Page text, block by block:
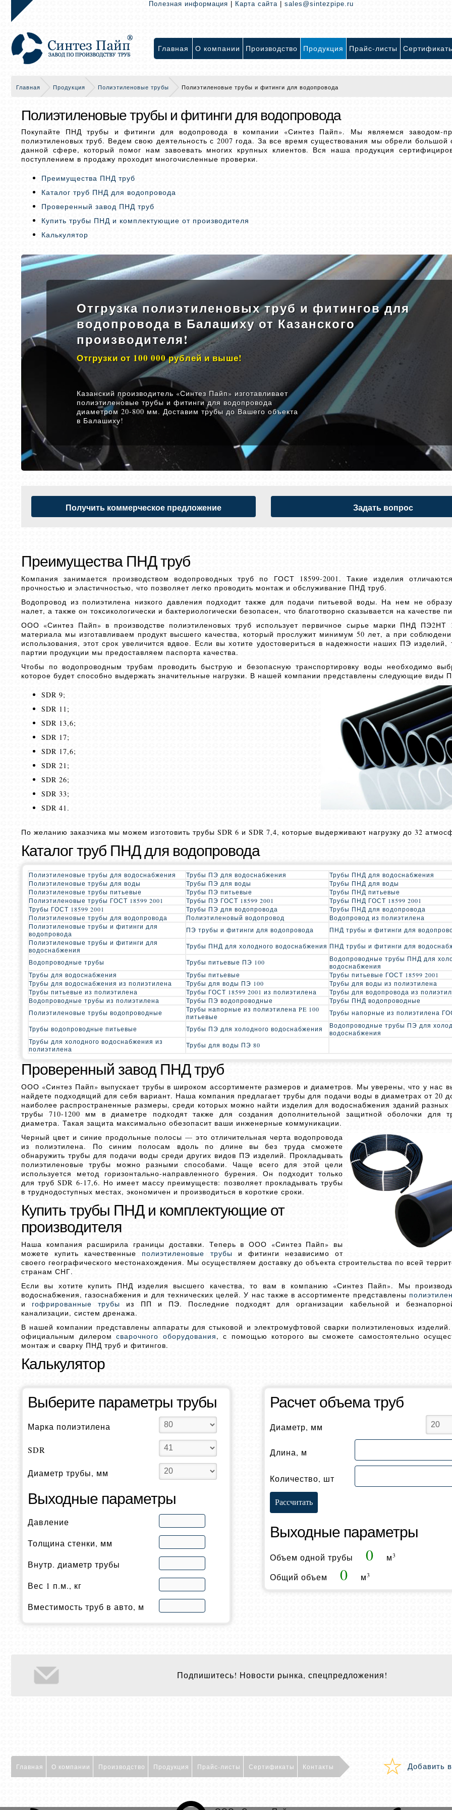
Полезная информация Карта сайта sales@sintezpipe.ru
Главная О компании Производство Продукция Прайс-листы
Главная Продукция Полиэтиленовые трубы Полиэтиленовые трубы и фитинги для водопровода
Полиэтиленовые трубы и фитинги для водопровода
Покупайте ПНД трубы и фитинги для водопровода в компании «Синтез Пайп». Мы являемся заводом-
полиэтиленовых труб. Ведем свою деятельность с 2007 года. За все время существования мы обрели большой
данной сфере, который помог нам завоевать многих крупных клиентов. Вся наша продукция
поступлением в продажу проходит многочисленные проверки.
Преимущества ПНД труб
Каталог труб ПНД для водопровода
Проверенный завод ПНД труб
Купить трубы ПНД и комплектующие от производителя
Калькулятор
Отгрузка полиэтиленовых труб и фитингов для
водопровода в Балашиху от Казанского
производителя!
Отгрузки от 100 000 рублей и выше!
Казанский производитель «Синтез Пайп» изготавливает
полиэтиленовые трубы и фитинги для водопровода
диаметром 20-800 мм. Доставим трубы до Вашего объекта
в Балашиху!
Получить коммерческое предложение Задать вопрос
Преимущества ПНД труб
Компания занимается производством водопроводных труб по ГОСТ 18599-2001. Такие изделия
прочностью и эластичностью, что позволяет легко проводить монтаж и обслуживание ПНД труб.
Водопровод из полиэтилена низкого давления подходит также для подачи питьевой воды. На нем не
налет, а также он токсикологически и бактериологически безопасен, что благотворно сказывается на качестве
ООО «Синтез Пайп» в производстве полиэтиленовых труб использует первичное сырье марки ПНД ПЭ2НТ
материала мы изготавливаем продукт высшего качества, который прослужит минимум 50 лет, а при
использования, этот срок увеличится вдвое. Если вы хотите удостовериться в надежности наших ПЭ
партии продукции мы предоставляем паспорта качества.
Чтобы по водопроводным трубам проводить быструю и безопасную транспортировку воды необходимо
которое будет способно выдержать значительные нагрузки. В нашей компании представлены следующие виды
SDR 9;
SDR 11;
SDR 13,6;
SDR 17;
SDR 17,6;
SDR 21;
SDR 26;
SDR 33;
SDR 41.
По желанию заказчика мы можем изготовить трубы SDR 6 и SDR 7,4, которые выдерживают нагрузку до 32
Каталог труб ПНД для водопровода
Полиэтиленовые трубы для водоснабжения Трубы ПЭ для водоснабжения
Трубы ПНД для водоснабжения
Полиэтиленовые трубы для воды
Трубы ПЭ для воды
Трубы ПНД для воды
Полиэтиленовые трубы питьевые
Трубы ПЭ питьевые
Трубы ПНД питьевые
Полиэтиленовые трубы ГОСТ 18599 2001
Трубы ПЭ ГОСТ 18599 2001
Трубы ПНД ГОСТ 18599 2001
Трубы ГОСТ 18599 2001
Трубы ПЭ для водопровода
Трубы ПНД для водопровода
Полиэтиленовые трубы для водопровода
Полиэтиленовый водопровод
Водопровод из полиэтилена
Полиэтиленовые трубы и фитинги для
водопровода
ПЭ трубы и фитинги для водопровода
ПНД трубы и фитинги для
Полиэтиленовые трубы и фитинги для
водоснабжения
Трубы ПНД для холодного водоснабжения ПНД трубы и фитинги для
Водопроводные трубы
Трубы питьевые ПЭ 100
Водопроводные трубы ПНД для
водоснабжения
Трубы для водоснабжения
Трубы питьевые
Трубы питьевые ГОСТ 18599 2001
Трубы для водоснабжения из полиэтилена
Трубы для воды ПЭ 100
Трубы для воды из полиэтилена
Трубы питьевые из полиэтилена
Трубы ГОСТ 18599 2001 из полиэтилена
Трубы для водопровода из
Водопроводные трубы из полиэтилена
Трубы ПЭ водопроводные
Трубы ПНД водопроводные
Полиэтиленовые трубы водопроводные
Трубы напорные из полиэтилена PE 100
питьевые
Трубы напорные из полиэтилена
Трубы водопроводные питьевые
Трубы ПЭ для холодного водоснабжения
Водопроводные трубы ПЭ для
водоснабжения
Трубы для холодного водоснабжения из
полиэтилена
Трубы для воды ПЭ 80
Проверенный завод ПНД труб
ООО «Синтез Пайп» выпускает трубы в широком ассортименте размеров и диаметров. Мы уверены, что у нас
найдете подходящий для себя вариант. Наша компания предлагает трубы для подачи воды в диаметрах от 20
наиболее распространенные размеры, среди которых можно найти изделия для водоснабжения зданий разных
трубы 710-1200 мм в диаметре подходят также для создания дополнительной защитной оболочки для
диаметра. Такая защита максимально обезопасит ваши инженерные коммуникации.
Черный цвет и синие продольные полосы — это отличительная черта водопровода
из полиэтилена. По синим полосам вдоль по длине вы без труда сможете
обнаружить трубы для подачи воды среди других видов ПЭ изделий. Прокладывать
полиэтиленовые трубы можно разными способами. Чаще всего для этой цели
используется метод горизонтально-направленного бурения. Он подходит только
для труб SDR 6-17,6. Но имеет массу преимуществ: позволяет прокладывать трубы
в труднодоступных местах, экономичен и производиться в короткие сроки.
Купить трубы ПНД и комплектующие от
производителя
Наша компания расширила границы доставки. Теперь в ООО «Синтез Пайп» вы
можете купить качественные полиэтиленовые трубы и фитинги независимо от
своего географического местонахождения. Мы осуществляем доставку до объекта строительства по всей
странам СНГ.
Если вы хотите купить ПНД изделия высшего качества, то вам в компанию «Синтез Пайп». Мы
водоснабжения, газоснабжения и для технических целей. У нас также в ассортименте представлены
и гофрированные трубы из ПП и ПЭ. Последние подходят для организации кабельной и
канализации, систем дренажа.
В нашей компании представлены аппараты для стыковой и электромуфтовой сварки полиэтиленовых
официальным дилеромсварочного оборудования, с помощью которого вы сможете самостоятельно
монтаж и сварку ПНД труб и фитингов.
Калькулятор
Выберите параметры трубы
Марка полиэтилена
SDR
Диаметр трубы, мм
Выходные параметры
Давление
Толщина стенки, мм
Внутр. диаметр трубы
Вес 1 п.м., кг
Вместимость труб в авто, м
Расчет объема труб
Диаметр, мм
Длина, м
Количество, шт
Выходные параметры
Объем одной трубы 0 м3
Общий объем 0 м3
Подпишитесь! Новости рынка, спецпредложения!
Главная О компании Производство Продукция Прайс-листы Сертификаты Контакты Добавить